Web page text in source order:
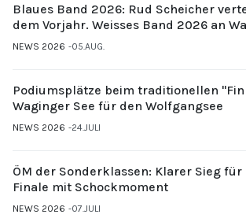
Blaues Band 2026: Rud Scheicher
dem Vorjahr. Weisses Band 2026 an
NEWS 2026 05.AUG.
Podiumsplätze beim traditionellen
Waginger See für den Wolfgangsee
NEWS 2026 24.JULI
ÖM der Sonderklassen: Klarer Sieg für
Finale mit Schockmoment
NEWS 2026 07.JULI